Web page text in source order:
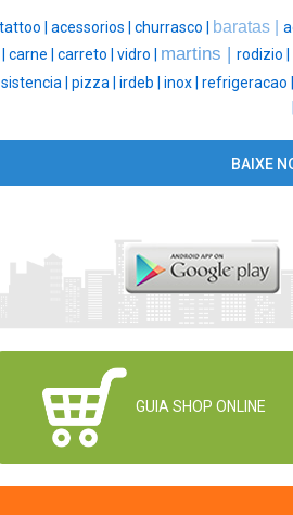
tattoo | acessorios | churrasco | baratas |
carne | carreto | vidro | martins | rodizio |
| pizza | irdeb | inox | refrigeracao |
BAIXE
GUIA SHOP ONLINE